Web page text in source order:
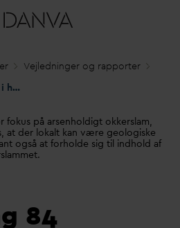
Vejledninger og rapporter
Vejledning 84 Vejledning i håndtering af okkerslam 2011
på arsenholdigt okkerslam,
at der lokalt kan være geologiske
også at forholde sig til indhold af
84